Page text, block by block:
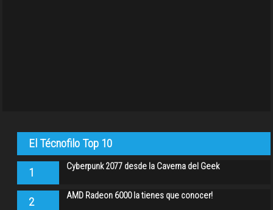
El Técnofilo Top 10
1 Cyberpunk 2077 desde la Caverna del Geek
2 AMD Radeon 6000 la tienes que conocer!